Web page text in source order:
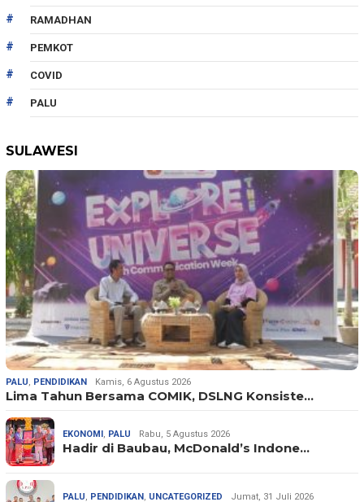
RAMADHAN
PEMKOT
COVID
PALU
SULAWESI
PALU, PENDIDIKAN Kamis, 6 Agustus 2026
Lima Tahun Bersama COMIK, DSLNG Konsiste…
EKONOMI, PALU Rabu, 5 Agustus 2026
Hadir di Baubau, McDonald’s Indone…
PALU, PENDIDIKAN, UNCATEGORIZED Jumat, 31 Juli 2026